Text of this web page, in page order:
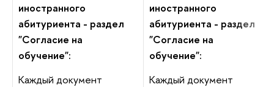
иностранного
абитуриента - раздел
"Согласие на
обучение":
Каждый документ
иностранного
абитуриента - раздел
"Согласие на
обучение":
Каждый документ